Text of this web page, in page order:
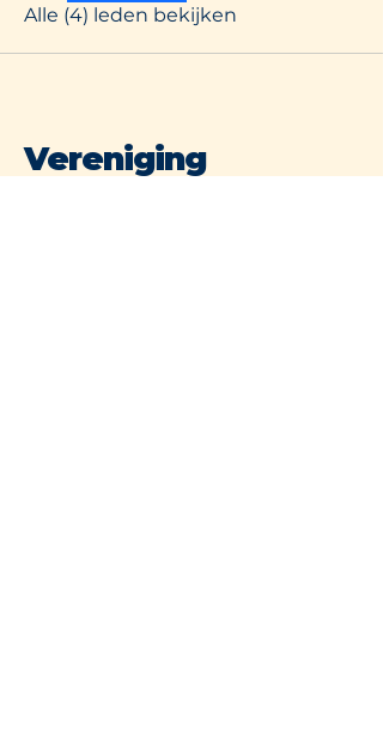
Alle (4) leden bekijken
Vereniging